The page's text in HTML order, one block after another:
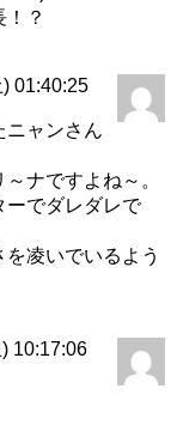
？
01:40:25
ニャンさん
ナですよね～。
ーでダレダレで
凌いでいるよう
10:17:06